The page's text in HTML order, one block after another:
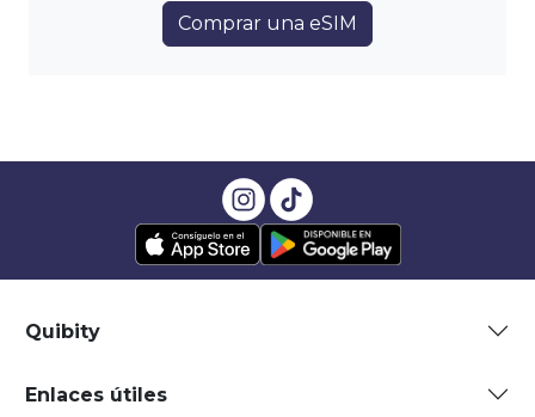
Comprar una eSIM
Quibity
Enlaces útiles